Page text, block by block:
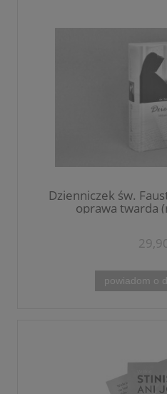
Dzienniczek św.
oprawa twarda
powiadom o